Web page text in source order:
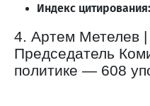
Индекс цитирования:
4. Артем Метелев
Председатель
политике — 608